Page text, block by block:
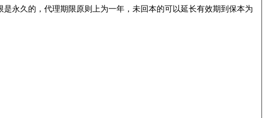
永久的，代理期限原则上为一年，未回本的可以延长有效期到保本为